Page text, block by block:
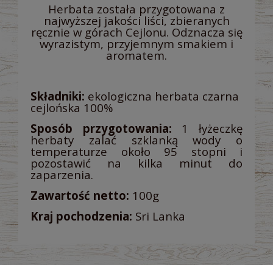
Herbata została przygotowana z
najwyższej jakości liści, zbieranych
ręcznie w górach Cejlonu. Odznacza się
wyrazistym, przyjemnym smakiem i
aromatem.
Składniki: ekologiczna herbata czarna
cejlońska 100%
Sposób przygotowania: 1 łyżeczkę
herbaty zalać szklanką wody o
temperaturze około 95 stopni i
pozostawić na kilka minut do
zaparzenia.
Zawartość netto: 100g
Kraj pochodzenia: Sri Lanka